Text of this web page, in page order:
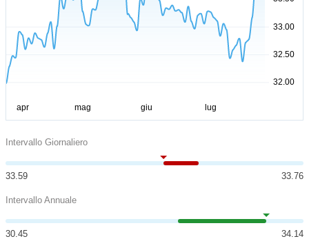
Intervallo Giornaliero
33.59 33.76
Intervallo Annuale
30.45 34.14